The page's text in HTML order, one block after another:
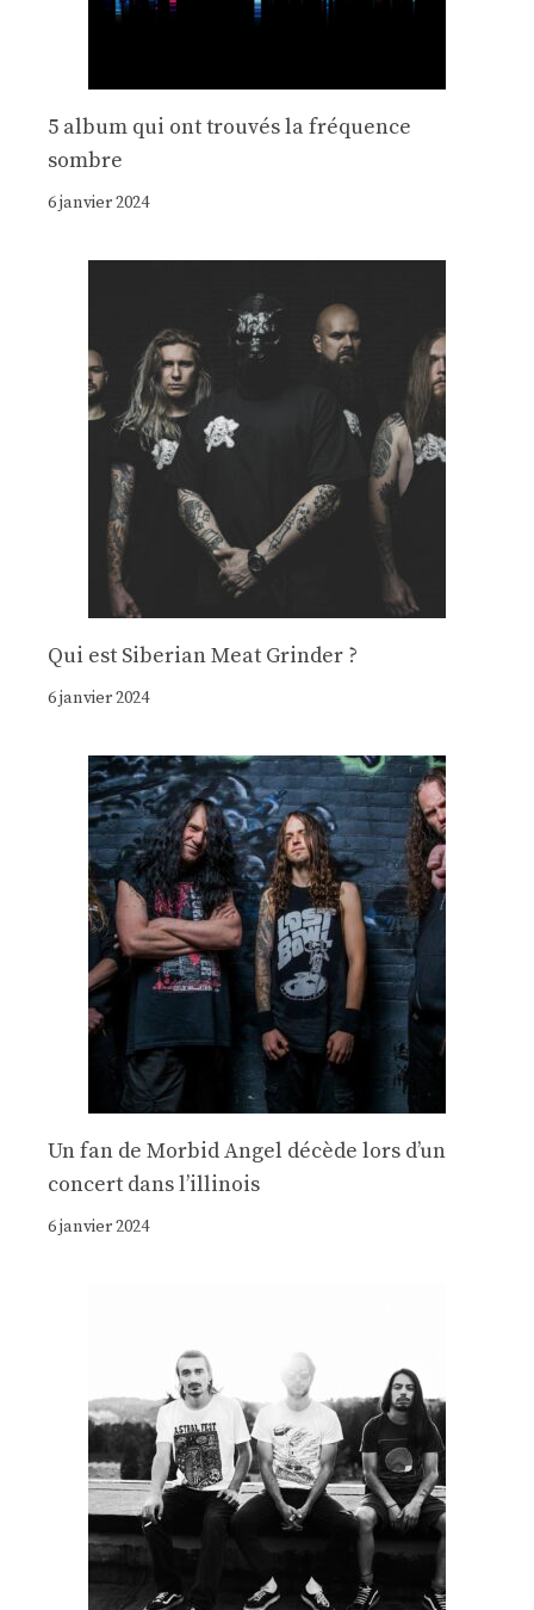
5 album qui ont trouvés la fréquence
sombre
6 janvier 2024
Qui est Siberian Meat Grinder ?
6 janvier 2024
Un fan de Morbid Angel décède lors d’un
concert dans l’illinois
6 janvier 2024